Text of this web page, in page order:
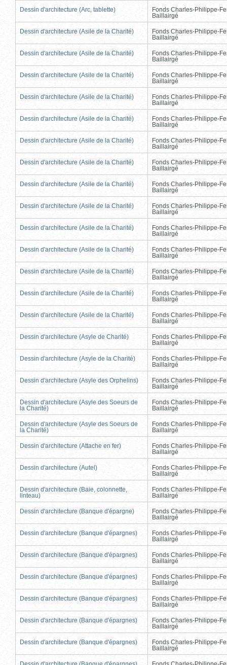
Dessin d'architecture (Arc, tablette)
Fonds Charles-Philippe-
Baillairgé
Dessin d'architecture (Asile de la Charité)
Fonds Charles-Philippe-
Baillairgé
Dessin d'architecture (Asile de la Charité)
Fonds Charles-Philippe-
Baillairgé
Dessin d'architecture (Asile de la Charité)
Fonds Charles-Philippe-
Baillairgé
Dessin d'architecture (Asile de la Charité)
Fonds Charles-Philippe-
Baillairgé
Dessin d'architecture (Asile de la Charité)
Fonds Charles-Philippe-
Baillairgé
Dessin d'architecture (Asile de la Charité)
Fonds Charles-Philippe-
Baillairgé
Dessin d'architecture (Asile de la Charité)
Fonds Charles-Philippe-
Baillairgé
Dessin d'architecture (Asile de la Charité)
Fonds Charles-Philippe-
Baillairgé
Dessin d'architecture (Asile de la Charité)
Fonds Charles-Philippe-
Baillairgé
Dessin d'architecture (Asile de la Charité)
Fonds Charles-Philippe-
Baillairgé
Dessin d'architecture (Asile de la Charité)
Fonds Charles-Philippe-
Baillairgé
Dessin d'architecture (Asile de la Charité)
Fonds Charles-Philippe-
Baillairgé
Dessin d'architecture (Asile de la Charité)
Fonds Charles-Philippe-
Baillairgé
Dessin d'architecture (Asile de la Charité)
Fonds Charles-Philippe-
Baillairgé
Dessin d'architecture (Asyle de Charité)
Fonds Charles-Philippe-
Baillairgé
Dessin d'architecture (Asyle de la Charité)
Fonds Charles-Philippe-
Baillairgé
Dessin d'architecture (Asyle des Orphelins)
Fonds Charles-Philippe-
Baillairgé
Dessin d'architecture (Asyle des Soeurs de
la Charité)
Fonds Charles-Philippe-
Baillairgé
Dessin d'architecture (Asyle des Soeurs de
la Charité)
Fonds Charles-Philippe-
Baillairgé
Dessin d'architecture (Attache en fer)
Fonds Charles-Philippe-
Baillairgé
Dessin d'architecture (Autel)
Fonds Charles-Philippe-
Baillairgé
Dessin d'architecture (Baie, colonnette,
linteau)
Fonds Charles-Philippe-
Baillairgé
Dessin d'architecture (Banque d'épargne)
Fonds Charles-Philippe-
Baillairgé
Dessin d'architecture (Banque d'épargnes)
Fonds Charles-Philippe-
Baillairgé
Dessin d'architecture (Banque d'épargnes)
Fonds Charles-Philippe-
Baillairgé
Dessin d'architecture (Banque d'épargnes)
Fonds Charles-Philippe-
Baillairgé
Dessin d'architecture (Banque d'épargnes)
Fonds Charles-Philippe-
Baillairgé
Dessin d'architecture (Banque d'épargnes)
Fonds Charles-Philippe-
Baillairgé
Dessin d'architecture (Banque d'épargnes)
Fonds Charles-Philippe-
Baillairgé